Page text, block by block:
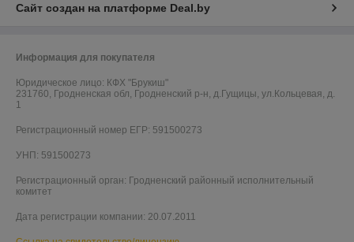
Сайт создан на платформе Deal.by
Информация для покупателя
Юридическое лицо: КФХ "Брукиш"
231760, Гродненская обл, Гродненский р-н, д.Гущицы, ул.Кольцевая, д.
1
Регистрационный номер ЕГР: 591500273
УНП: 591500273
Регистрационный орган: Гродненский районный исполнительный
комитет
Дата регистрации компании: 20.07.2011